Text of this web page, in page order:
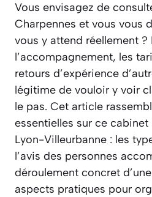
Vous envisagez de
Charpennes et vous vous
vous y attend réellement
l’accompagnement, les
retours d’expérience
légitime de vouloir y voir
le pas. Cet article
essentielles sur ce
Lyon-Villeurbanne : les
l’avis des personnes
déroulement concret
aspects pratiques pour